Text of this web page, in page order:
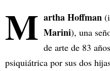
M artha Hoffman
Marini), una
de arte de 83
psiquiátrica por sus dos